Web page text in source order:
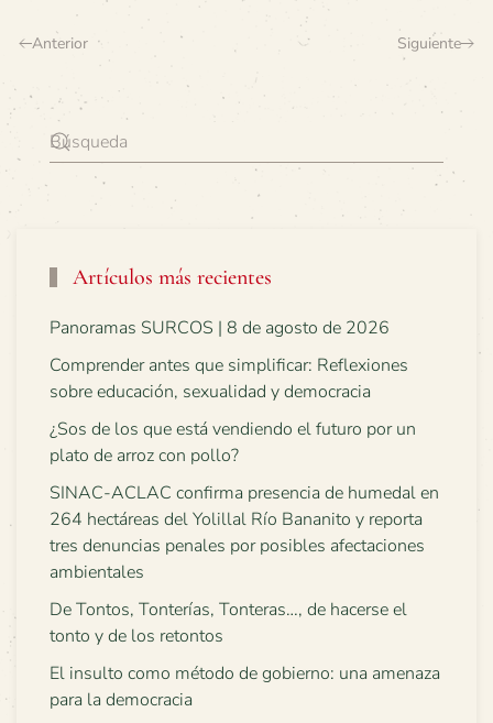
Anterior Siguiente
Artículos más recientes
Panoramas SURCOS | 8 de agosto de 2026
Comprender antes que simplificar: Reflexiones
sobre educación, sexualidad y democracia
¿Sos de los que está vendiendo el futuro por un
plato de arroz con pollo?
SINAC-ACLAC confirma presencia de humedal en
264 hectáreas del Yolillal Río Bananito y reporta
tres denuncias penales por posibles afectaciones
ambientales
De Tontos, Tonterías, Tonteras…, de hacerse el
tonto y de los retontos
El insulto como método de gobierno: una amenaza
para la democracia